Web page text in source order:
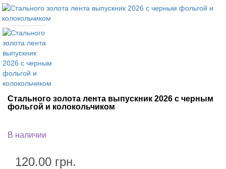
Ленты на выпускной Ленты выпускник 2026
Стального золота лента выпускник 2026 с черным
фольгой и колокольчиком
В наличии
120.00 грн.